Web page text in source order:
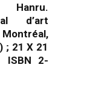
Hanru.
d’art
; 21 X 21
ISBN 2-